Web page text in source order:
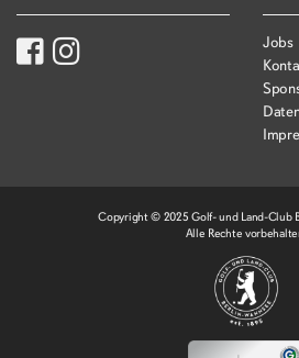
Jobs
Copyright © 2025 Golf- und Land-Club
Alle Rechte